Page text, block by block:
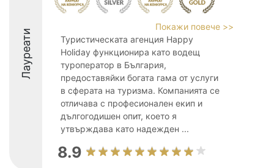
Лауреати
Покажи повече >>
Туристическата агенция Happy
Holiday функционира като водещ
туроператор в България,
предоставяйки богата гама от услуги
в сферата на туризма. Компанията се
отличава с професионален екип и
дългогодишен опит, което я
утвърждава като надежден ...
8.9